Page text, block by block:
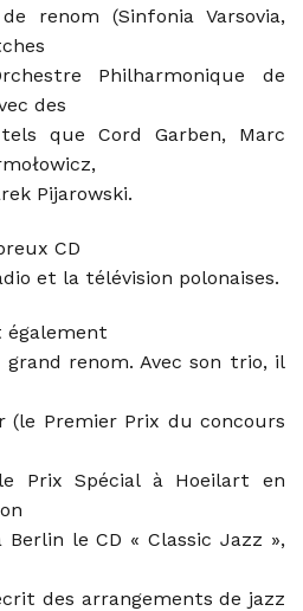
renom (Sinfonia Varsovia,
Philharmonique de
des
que Cord Garben, Marc
Pijarowski.
CD
et la télévision polonaises.
également
renom. Avec son trio, il
(le Premier Prix du concours
Prix Spécial à Hoeilart en
le CD « Classic Jazz »,
des arrangements de jazz